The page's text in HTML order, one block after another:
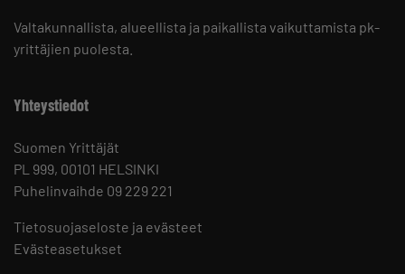
Valtakunnallista, alueellista ja paikallista vaikuttamista pk-
yrittäjien puolesta.
Yhteystiedot
Suomen Yrittäjät
PL 999, 00101 HELSINKI
Puhelinvaihde 09 229 221
Tietosuojaseloste ja evästeet
Evästeasetukset